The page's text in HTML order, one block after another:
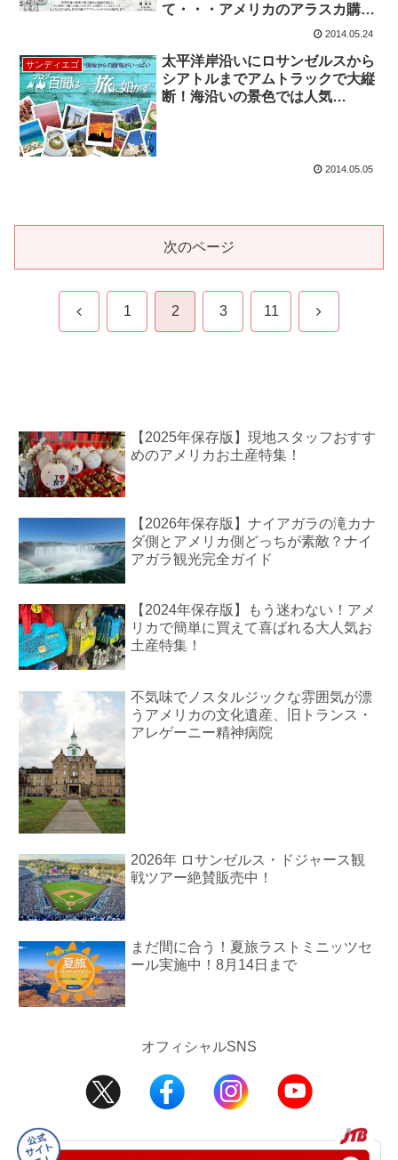
て・・・アメリカのアラスカ購入
の陰に実は日本の存在があっ2014.05.24
サンディエゴ
太平洋岸沿いにロサンゼルスから
シアトルまでアムトラックで大縦
断！海沿いの景色では人気
2014.05.05
次のページ
前 1 2 3 11 次
【2025年保存版】現地スタッフおすす
めのアメリカお土産特集！
【2026年保存版】ナイアガラの滝カナ
ダ側とアメリカ側どっちが素敵？ナイ
アガラ観光完全ガイド
【2024年保存版】もう迷わない！アメ
リカで簡単に買えて喜ばれる大人気お
土産特集！
不気味でノスタルジックな雰囲気が漂
うアメリカの文化遺産、旧トランス・
アレゲーニー精神病院
2026年 ロサンゼルス・ドジャース観
戦ツアー絶賛販売中！
まだ間に合う！夏旅ラストミニッツセ
ール実施中！8月14日まで
オフィシャルSNS